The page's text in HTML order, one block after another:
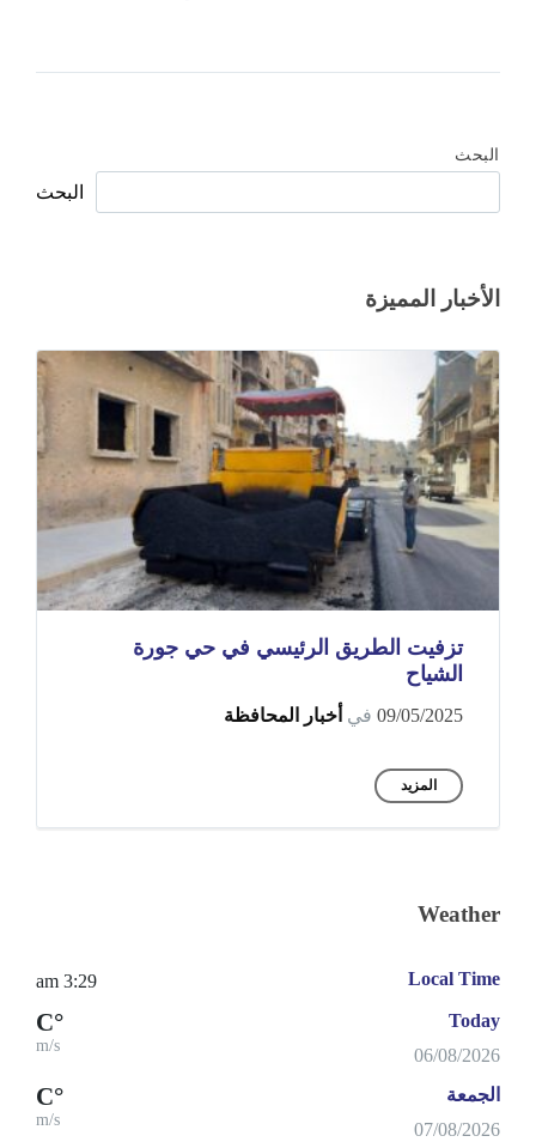
البحث
البحث
الأخبار المميزة
تزفيت الطريق الرئيسي في حي جورة
الشياح
09/05/2025 في أخبار المحافظة
المزيد
Weather
Local Time
3:29 am
Today
06/08/2026
°C
m/s
الجمعة
07/08/2026
°C
m/s